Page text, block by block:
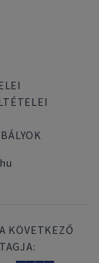
A KÖVETKEZŐ
TAGJA: